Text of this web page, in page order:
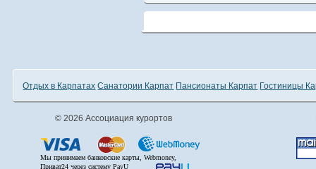
Отдых в Карпатах Санатории Карпат Пансионаты Карпат Гостиницы
© 2026 Ассоциация курортов
Мы принимаем банковские карты, Webmoney,
Приват24 через систему PayU